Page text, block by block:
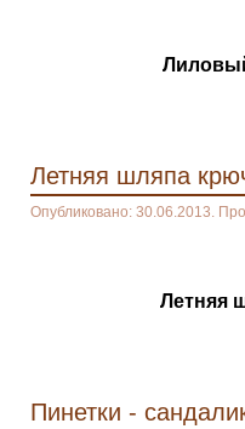
Летняя шляпа
Опубликовано: 30.06.2013.
Летняя
Пинетки -